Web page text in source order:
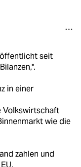
seit
in einer
Volkswirtschaft
wie die
zahlen und